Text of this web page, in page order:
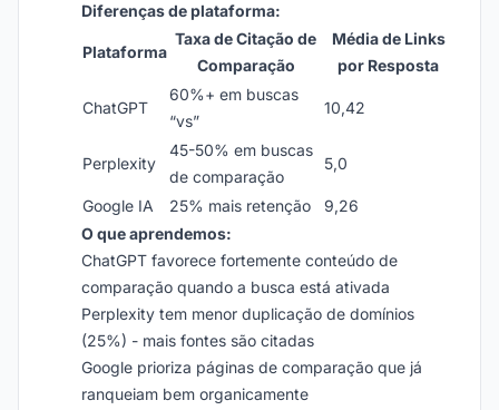
Diferenças de plataforma:
Plataforma
Taxa de Citação de
Comparação
Média de Links
por Resposta
ChatGPT
60%+ em buscas
“vs”
10,42
Perplexity
45-50% em buscas
de comparação
5,0
Google IA 25% mais retenção
9,26
O que aprendemos:
ChatGPT favorece fortemente conteúdo de
comparação quando a busca está ativada
Perplexity tem menor duplicação de domínios
(25%) - mais fontes são citadas
Google prioriza páginas de comparação que já
ranqueiam bem organicamente